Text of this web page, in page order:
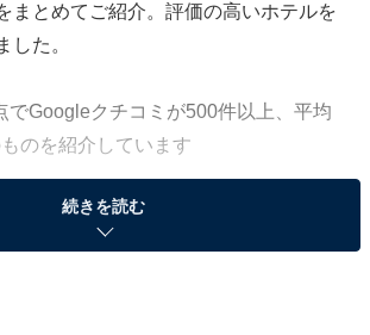
まとめてご紹介。評価の高いホテルを
した。
Googleクチコミが500件以上、平均
のを紹介しています
の記事の執筆者： All About ニュース お買
の部
続きを読む